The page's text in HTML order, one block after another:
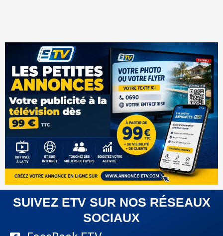
SUIVEZ ETV SUR NOS RÉSEAUX
SOCIAUX